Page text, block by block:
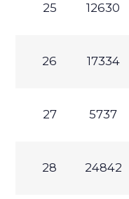
25 12630
26 17334
27 5737
28 24842